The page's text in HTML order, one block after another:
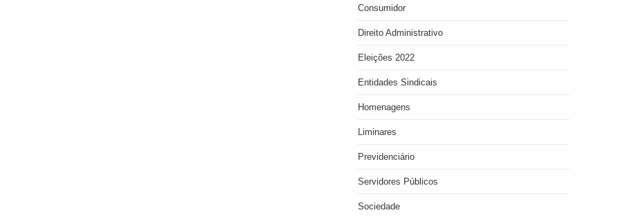
Consumidor
Direito Administrativo
Eleições 2022
Entidades Sindicais
Homenagens
Liminares
Previdenciário
Servidores Públicos
Sociedade